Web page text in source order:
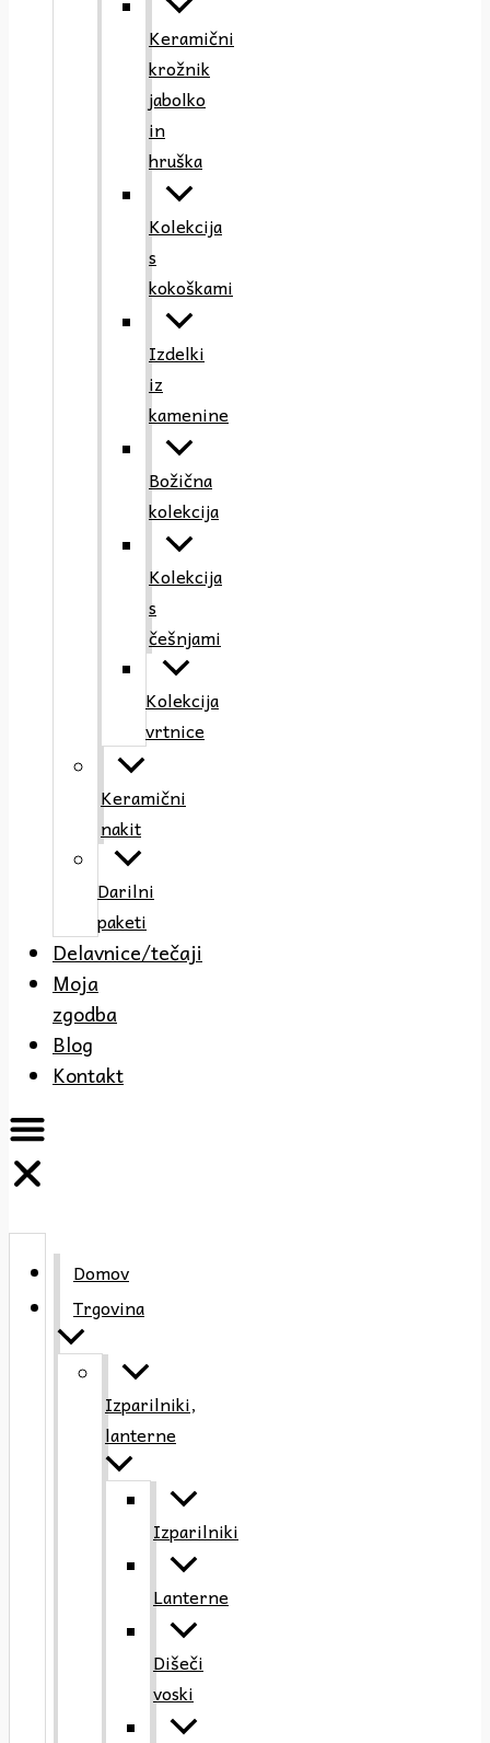
Keramični
krožnik
jabolko
in
hruška
Kolekcija
s
kokoškami
Izdelki
iz
kamenine
Božična
kolekcija
Kolekcija
s
češnjami
Kolekcija
vrtnice
Keramični
nakit
Darilni
paketi
Delavnice/tečaji
Moja
zgodba
Blog
Kontakt
Domov
Trgovina
Izparilniki,
lanterne
Izparilniki
Lanterne
Dišeči
voski